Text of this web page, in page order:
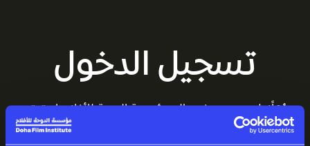
تسجيل الدخول
أهلًا بك من جديد في عالم مؤسسة الدوحة للأفلام. استمتع
بمساحتك المميزة، المليئة بالقصص المذهلة.